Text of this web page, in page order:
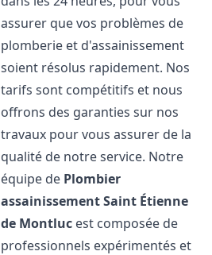
assurer que vos problèmes de
plomberie et d'assainissement
soient résolus rapidement. Nos
tarifs sont compétitifs et nous
offrons des garanties sur nos
travaux pour vous assurer de la
qualité de notre service. Notre
équipe de Plombier
assainissementSaint Étienne
de Montluc est composée de
professionnels expérimentés et